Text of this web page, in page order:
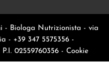
- Biologa Nutrizionista - via
- +39 347 5575356 -
P.I. 02559760356 - Cookie